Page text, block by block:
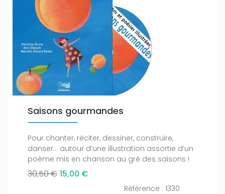
Saisons gourmandes
Pour chanter, réciter, dessiner, construire,
danser... autour d’une illustration assortie d’un
poème mis en chanson au gré des saisons !
30,50 € 15,00 €
Référence : 1330